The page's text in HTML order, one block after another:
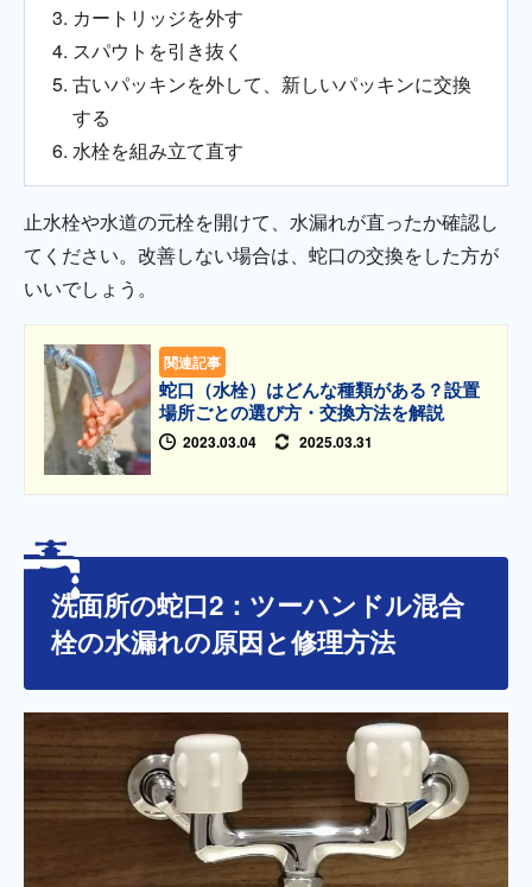
カートリッジを外す
スパウトを引き抜く
古いパッキンを外して、新しいパッキンに交換
する
水栓を組み立て直す
止水栓や水道の元栓を開けて、水漏れが直ったか確認し
てください。改善しない場合は、蛇口の交換をした方が
いいでしょう。
関連記事
蛇口（水栓）はどんな種類がある？設置
場所ごとの選び方・交換方法を解説
2023.03.04 2025.03.31
洗面所の蛇口2：ツーハンドル混合
栓の水漏れの原因と修理方法